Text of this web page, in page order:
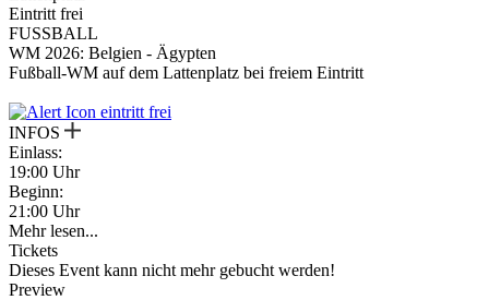
Eintritt frei
FUSSBALL
WM 2026: Belgien - Ägypten
Fußball-WM auf dem Lattenplatz bei freiem Eintritt
eintritt frei
INFOS
Einlass:
19:00 Uhr
Beginn:
21:00 Uhr
Mehr lesen...
Tickets
Dieses Event kann nicht mehr gebucht werden!
Preview